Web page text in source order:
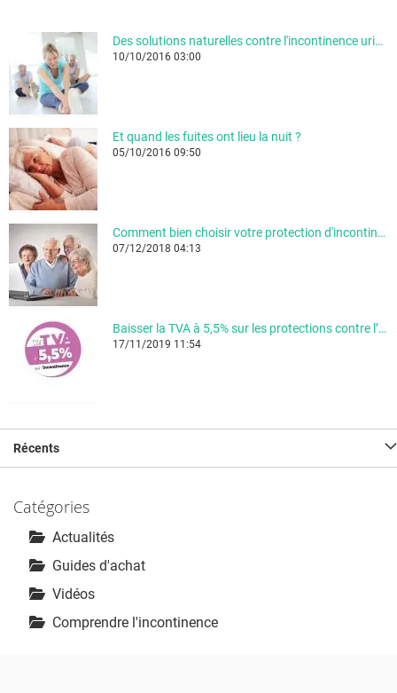
Des solutions naturelles contre l'incontinence urinaire
10/10/2016 03:00
Et quand les fuites ont lieu la nuit ?
05/10/2016 09:50
Comment bien choisir votre protection d'incontinence ?
07/12/2018 04:13
Baisser la TVA à 5,5% sur les protections contre l’incontinence !
17/11/2019 11:54
Récents
Catégories
Actualités
Guides d'achat
Vidéos
Comprendre l'incontinence